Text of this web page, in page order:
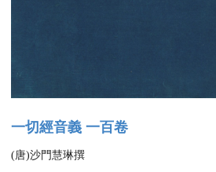
一切經音義 一百卷
(唐)沙門慧琳撰